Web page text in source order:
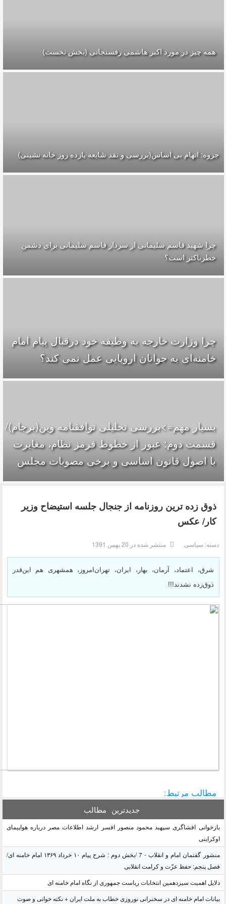
همه چیز در مورد اکبر هاشمی رفسنجانی (بخش نخست)
اتهام بی اساس(بررسی و نقد شایعه یازده روز خانه نشینی)
چرا شهید قاسم سلیمانی از سردار قاسم سلیمانی برای دشمن
خطرناکتر است؟
چرا وزارت خارجه به وظیفه خود درقبال پیام امام
خامنه‌ای به جوانان اروپایی عمل نمی کند؟
بسیار مهم=>بررسی تحلیلی توافقنامه وین(برجام)/
قسمت دوم: عبور از خطوط قرمز نظام، مغایرت
با اصول قانون اساسی و برخی مصوبات مجلس
ذوق زده ترین روزنامه از جنجال جلسه استیضاح وزیر
کار/ عکس
سیاسی منتشر شده در 20 بهمن 1391
شرق، اعتماد، آرمان، بهار، ایران، تهران‌امروز، همشهری هم این‌قدر
ذوق‌زده نشدند!!!
مطالب مرتبط:
جدیدترین مطالب
افشاگری سپهبد محمود منصور افسر ارشد اطلاعات مصر درباره هواپیمای
منشور گفتمان امام و انقلاب - 7 /بخش دوم : شرح پیام ۱۰ خرداد ۱۳۶۹ امام خامنه ای/
پنجم: حفظ عزّت و کرامت انقلابی
اهمیت سیزدهمین انتخابات ریاست جمهوری از نگاه امام خامنه ای
امام خامنه ای در سخنرانی نوروزی خطاب به ملت ایران + نکته خوانی و صوت